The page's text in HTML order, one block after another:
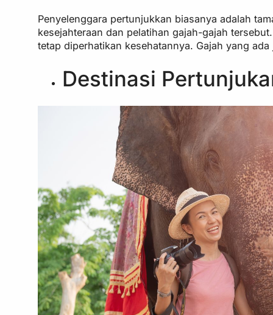
Penyelenggara pertunjukkan biasanya adalah
kesejahteraan dan pelatihan gajah-gajah
tetap diperhatikan kesehatannya. Gajah yang
Destinasi